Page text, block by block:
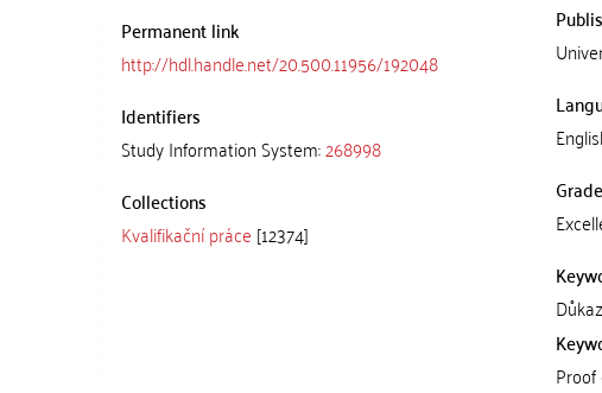
Permanent link
http://hdl.handle.net/20.500.11956/192048
Identifiers
Study Information System:268998
Collections
Kvalifikační práce [12374]
Grade